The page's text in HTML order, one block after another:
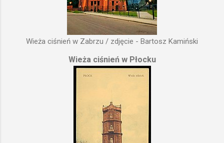
Wieża ciśnień w Zabrzu / zdjęcie - Bartosz Kamiński
Wieża ciśnień w Płocku